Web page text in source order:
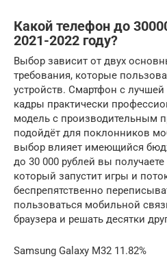
Какой телефон до
2021-2022 году?
Выбор зависит от двух
требования, которые
устройств. Смартфон с
кадры практически
модель с производительным
подойдёт для поклонников
выбор влияет имеющийся
до 30 000 рублей вы
который запустит игры и
беспрепятственно
пользоваться мобильной
браузера и решать десятки
Samsung Galaxy M32 11.82%